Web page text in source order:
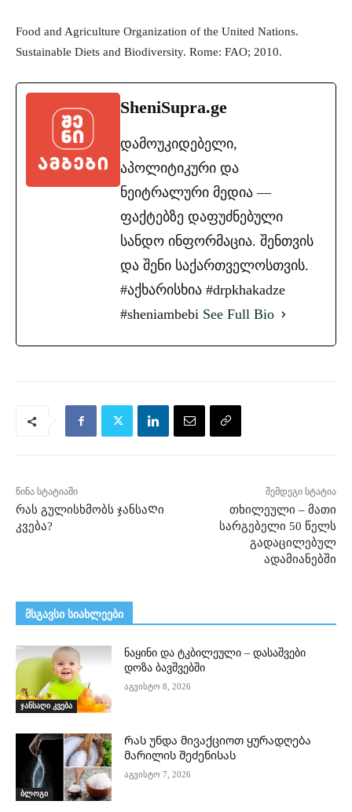
Food and Agriculture Organization of the United Nations.
Sustainable Diets and Biodiversity. Rome: FAO; 2010.
SheniSupra.ge
დამოუკიდებელი,
აპოლიტიკური და
ნეიტრალური მედია —
ფაქტებზე დაფუძნებული
სანდო ინფორმაცია. შენთვის
და შენი საქართველოსთვის.
#აქხარისხია #drpkhakadze
#sheniambebi See Full Bio
წინა სტატიაში
რას გულისხმობს ჯანსაᲦი
კვება?
შემდეგი სტატია
თხილეული – მათი
სარგებელი 50 წელს
გადაცილებულ
ადამიანებში
მსგავსი სიახლეები
ჯანსაღი კვება
ნაყინი და ტკბილეული – დასაშვები
დოზა ბავშვებში
აგვისტო 8, 2026
ბლოგი
Რას უნდა მივაქციოთ ყურადღება
მარილის შეძენისას
აგვისტო 7, 2026